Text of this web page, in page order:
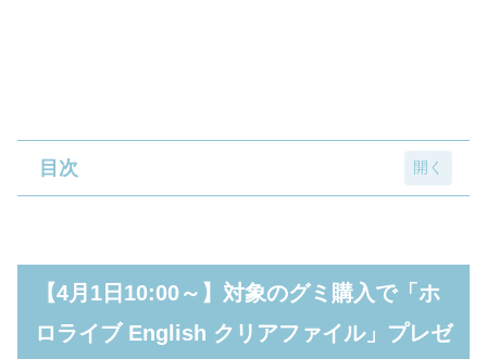
目次
イブ English クリアファイル」プレゼント
【4月8日10:00～】ホロEN「アクリルスタン
ド」「トレーディングアクリルキーホルダ
【4月1日10:00～】対象のグミ購入で「ホ
ロライブ English クリアファイル」プレゼ